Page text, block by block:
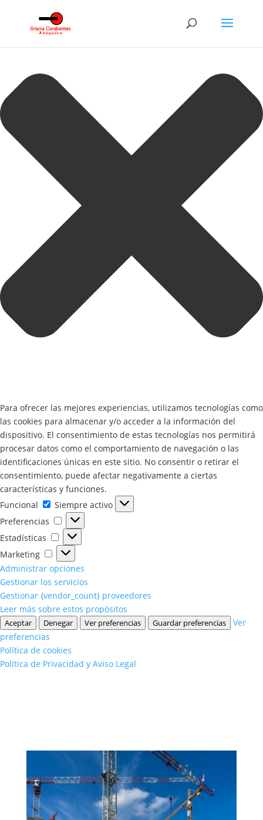
Para ofrecer las mejores experiencias, utilizamos tecnologías como
las cookies para almacenar y/o acceder a la información del
dispositivo. El consentimiento de estas tecnologías nos permitirá
procesar datos como el comportamiento de navegación o las
identificaciones únicas en este sitio. No consentir o retirar el
consentimiento, puede afectar negativamente a ciertas
características y funciones.
Funcional
Funcional
Siempre activo
Preferencias
Preferencias
Estadísticas
Estadísticas
Marketing
Marketing
Administrar opciones
Gestionar los servicios
Gestionar {vendor_count} proveedores
Leer más sobre estos propósitos
Aceptar Denegar Ver preferencias Guardar preferencias
Ver
preferencias
Política de cookies
Política de Privacidad y Aviso Legal